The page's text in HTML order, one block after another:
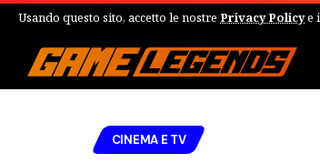
Usando questo sito, accetto le nostre Privacy Policye i
CINEMA E TV